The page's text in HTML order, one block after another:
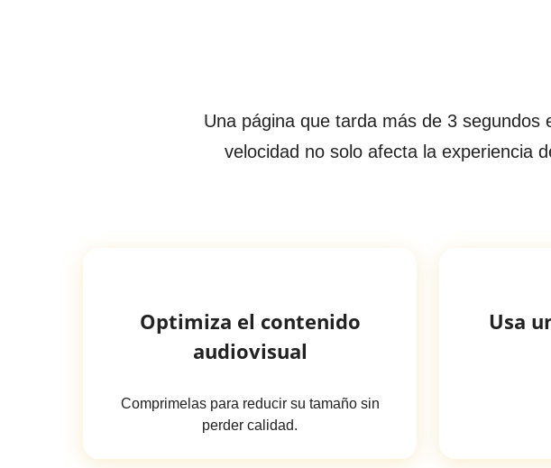
Una página que tarda más de 3
velocidad no solo afecta la experiencia
Optimiza el contenido
audiovisual
Comprimelas para reducir su tamaño sin
perder calidad.
Usa